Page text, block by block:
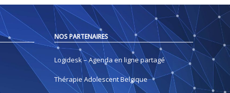
NOS PARTENAIRES
Logidesk – Agenda en ligne partagé
Thérapie Adolescent Belgique